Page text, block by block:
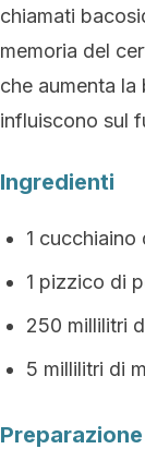
chiamati
memoria del
che aumenta
influiscono sul
Ingredienti
1 cucchiaino
1 pizzico di
250 millilitri
5 millilitri di
Preparazione